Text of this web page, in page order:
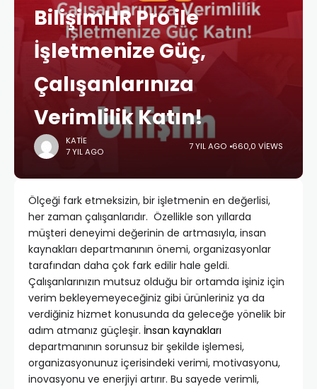
BilişimHR Pro ile
İşletmenize Güç,
Çalışanlarınıza
Verimlilik Katın!
KATIE
7 YIL AGO
7 YIL AGO 660,0 VIEWS
Ölçeği fark etmeksizin, bir işletmenin en değerlisi,
her zaman çalışanlarıdır. Özellikle son yıllarda
müşteri deneyimi değerinin de artmasıyla, insan
kaynakları departmanının önemi, organizasyonlar
tarafından daha çok fark edilir hale geldi.
Çalışanlarınızın mutsuz olduğu bir ortamda işiniz için
verim bekleyemeyeceğiniz gibi ürünleriniz ya da
verdiğiniz hizmet konusunda da geleceğe yönelik bir
adım atmanız güçleşir. İnsan kaynakları
departmanının sorunsuz bir şekilde işlemesi,
organizasyonunuz içerisindeki verimi, motivasyonu,
inovasyonu ve enerjiyi artırır. Bu sayede verimli,